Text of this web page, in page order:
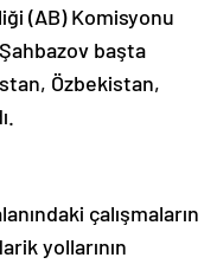
(AB) Komisyonu
başta
Özbekistan,
çalışmaların
yollarının